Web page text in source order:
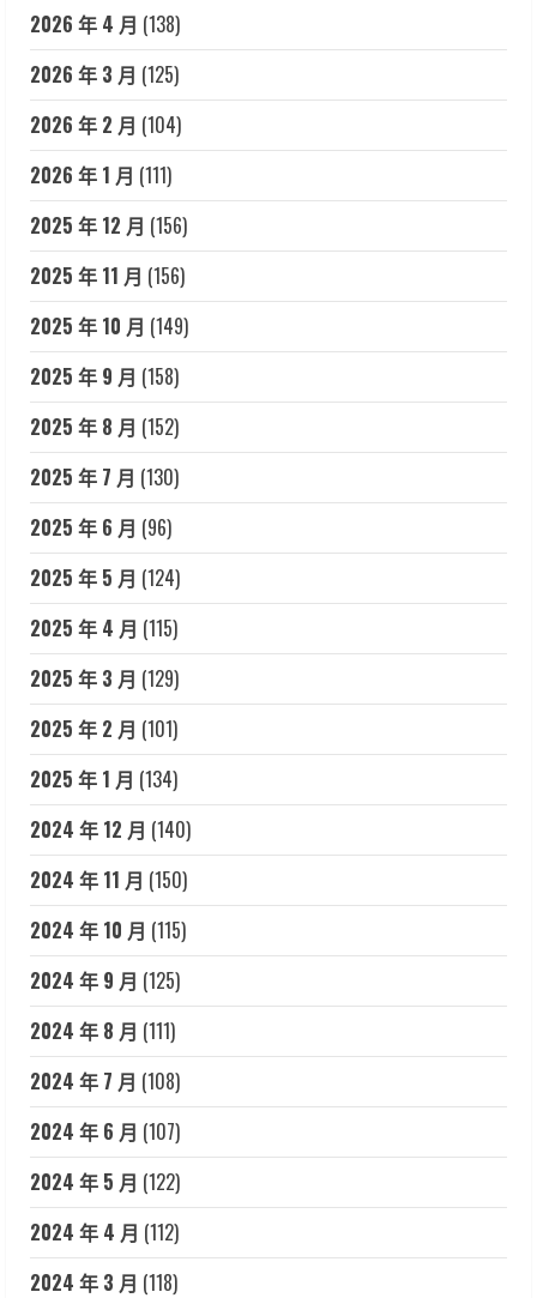
2026 年 4 月 (138)
2026 年 3 月 (125)
2026 年 2 月 (104)
2026 年 1 月 (111)
2025 年 12 月 (156)
2025 年 11 月 (156)
2025 年 10 月 (149)
2025 年 9 月 (158)
2025 年 8 月 (152)
2025 年 7 月 (130)
2025 年 6 月 (96)
2025 年 5 月 (124)
2025 年 4 月 (115)
2025 年 3 月 (129)
2025 年 2 月 (101)
2025 年 1 月 (134)
2024 年 12 月 (140)
2024 年 11 月 (150)
2024 年 10 月 (115)
2024 年 9 月 (125)
2024 年 8 月 (111)
2024 年 7 月 (108)
2024 年 6 月 (107)
2024 年 5 月 (122)
2024 年 4 月 (112)
2024 年 3 月 (118)